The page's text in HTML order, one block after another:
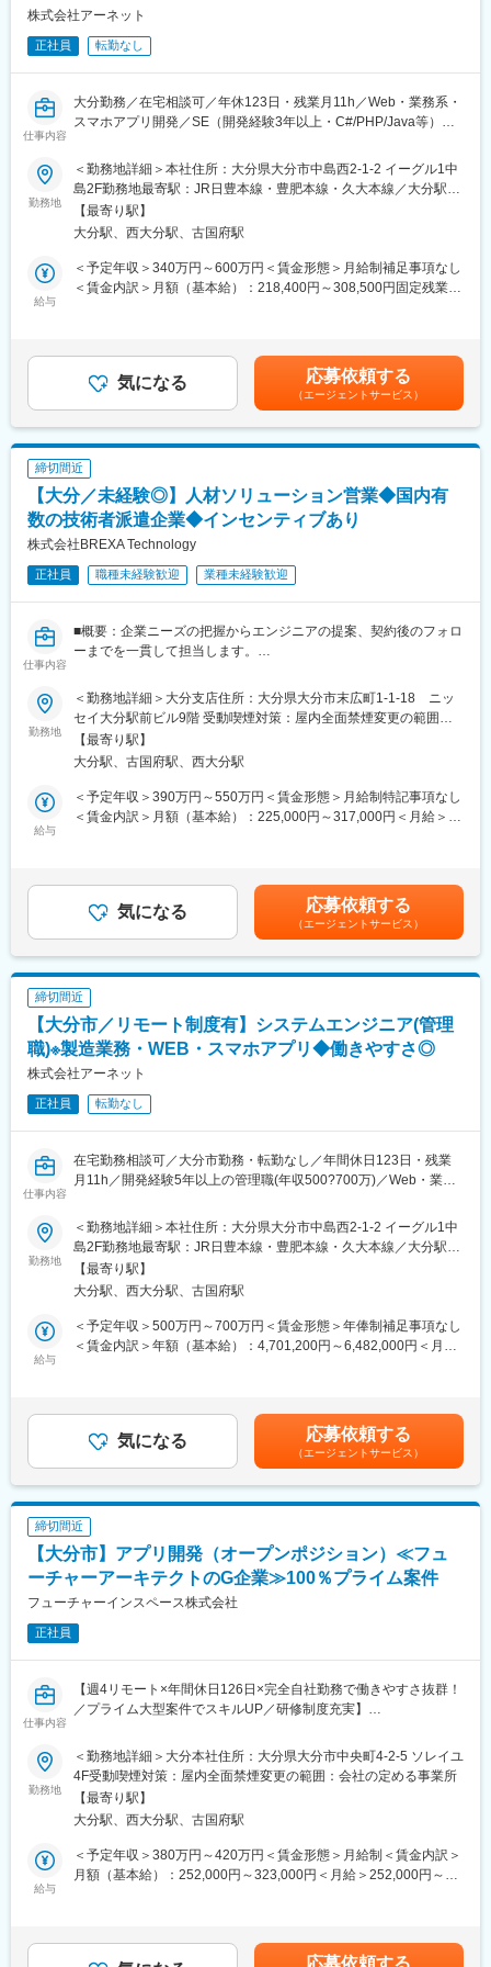
変更の範囲：会社の定める業務
〇Java、C#、VB
■特徴
いるため、幅広い業務経験を積むことが可能であり、企業の安定
性もあります。
やりたい事はなんでもやってみようという社風のため、様々な分
野に挑戦する事が可能です。
・評価制度：
職務に応じた目標管理制度により、確実なキャリア形成を図りま
○月収例１）基本給205,000円／職務手当（固定残業）16,413円
／住宅手当8,000円／通勤手当10,000円／
資格手当10,000円／家族手当15,000円（社保扶養対象配偶者・
子1人）／合計300,513円
株式会社アーネット
正社員 転勤なし
仕事内容
大分勤務／在宅相談可／年休123日・残業月11h／Web・業務系・
スマホアプリ開発／SE（開発経験3年以上・C#/PHP/Java等）／
■業務内容：【変更の範囲：会社の定める業務】
Web系、業務系、スマホアプリなど幅広い領域において、開発工
程全般を中心に、経験分野・適性を考慮して最適なプロジェクト
に参画して頂きます。
【具体的な業務内容】
【身につくスキル】
・データ設計やインターフェース設計など、システムを構築する
上で必要な様々な設計業務に携わることができ、SEとしての設計
【開発環境】
Web系
○PHP（Laravel、Symfony、javaScript）
○AWS（Python、Node.js）
スマートフォンアプリ系
○Swift（iOS）
■特徴
自治体から民間まで業種・業態を問わず幅広い案件を取り扱って
いるため、幅広い業務経験を積むことが可能であり、企業の安定
性もあります。
・社風：
野に挑戦する事が可能です。
・評価制度：
／通勤手当15,000円／住宅手当8,000円
資格手当5,000円／家族手当10,000円（社保扶養対象配偶
／通勤手当20,000円／住宅手当10,000円
資格手当10,000円／家族手当28,000円（社保扶養対象配偶者
+子3人）／合計400,313円
変更の範囲：本文参照
勤務地
＜勤務地詳細＞本社住所：大分県大分市中島西2-1-2 イーグル1中
島2F勤務地最寄駅：JR日豊本線・豊肥本線・久大本線／大分駅受
動喫煙対策：屋内全面禁煙変更の範囲：本文参照
【最寄り駅】
大分駅、西大分駅、古国府駅
給与
＜予定年収＞340万円～600万円＜賃金形態＞月給制補足事項なし
＜賃金内訳＞月額（基本給）：218,400円～308,500円固定残業手
＞※給与は経験・年齢・能力を考慮の上、当社規定により決定しま
す。■賞与：年2回（7月、12月）※業績により決算賞与あり■昇
給：年1回（6月） ※目標管理制度に基づく評価により決定賃金は
あくまでも目安の金額であり、選考を通じて上下する可能性があ
ります。月給(月額)は固定手当を含めた表記です。
気になる 応募依頼する
（エージェントサービス）
締切間近
【大分／未経験◎】人材ソリューション営業◆国内有
数の技術者派遣企業◆インセンティブあり
株式会社BREXA Technology
正社員 職種未経験歓迎 業種未経験歓迎
仕事内容
■概要：企業ニーズの把握からエンジニアの提案、契約後のフォロ
ーまでを一貫して担当します。
場」の最適なマッチングを実現することが求められます。企業と
の信頼関係構築とエンジニアの活躍支援を通じて、事業成長に貢
献していただきます。
■仕事内容：
営業業務の一連の流れは以下となります。
（1）新規の顧客開拓、エンジニアの提案
ど）
きます。
入社直後は業界知識を付けながら、先輩社員と共に既存顧客への
定期訪問を行っていただきます。
営業スタイルに慣れた後は、新規取引先の開拓も行います。加え
て、エンジニアと定期的な面談も行いキャリア形成をサポートし
いと考えています。
・営業職/採用職/キャリアアドバイザー（労務管理）職/拠点事務
とチーム連携で拠点
・個人の裁量が大きく、意思決定もスピーディ。
年齢や社歴に関係なく、挑戦できる社風のため20代で管理職も夢
じゃない。
・エンジニアポスティング制度があることで、エンジニア本人の
配属やキャリアの提案が出来、無理な提案がありません。
機電事業本部の体制としては、日本全国を4エリアに分割し、各エ
リアにマネージャー（部長）が配置されており、傘下の全国52拠
拠点のうち担当拠点を割り振られます。
変更の範囲：会社の定める業務
勤務地
＜勤務地詳細＞大分支店住所：大分県大分市末広町1-1-18 ニッ
セイ大分駅前ビル9階 受動喫煙対策：屋内全面禁煙変更の範囲：
会社の定める事業所
【最寄り駅】
大分駅、古国府駅、西大分駅
給与
＜予定年収＞390万円～550万円＜賃金形態＞月給制特記事項なし
＜賃金内訳＞月額（基本給）：225,000円～317,000円＜月給＞
年1回（4月）賞与：年2回手当：時間外手当(全額支給)、家族、住
宅、引越費用負担、資格取得祝金など賃金はあくまでも目安の金
額であり、選考を通じて上下する可能性があります。月給(月額)は
固定手当を含めた表記です。
気になる 応募依頼する
（エージェントサービス）
締切間近
【大分市／リモート制度有】システムエンジニア(管理
職)※製造業務・WEB・スマホアプリ◆働きやすさ◎
株式会社アーネット
正社員 転勤なし
仕事内容
在宅勤務相談可／大分市勤務・転勤なし／年間休日123日・残業
月11h／開発経験5年以上の管理職(年収500?700万)／Web・業務
■業務内容：【変更の範囲：会社の定める業務】
Web系、業務系、スマフォアプリなど幅広い領域において、管理
職として開発工程全般を中心に、経験分野・適性を考慮して最適
なプロジェクトに参画して頂きます。
【具体的な業務内容】
・エンドユーザーからの案件の掘り起こし
スキルが身につきます。
【開発環境】
Web系
○PHP（Laravel、Symfony、javaScript）
業務系
○Java、C#、VB
■特徴
・案件のバリエーション：
自治体から民間まで業種・業態を問わず幅広い案件を取り扱って
いるため、幅広い業務経験を積むことが可能であり、企業の安定
・社風：
やりたい事はなんでもやってみようという社風のため、様々な分
勤務地
＜勤務地詳細＞本社住所：大分県大分市中島西2-1-2 イーグル1中
島2F勤務地最寄駅：JR日豊本線・豊肥本線・久大本線／大分駅受
動喫煙対策：屋内全面禁煙変更の範囲：本文参照
【最寄り駅】
大分駅、西大分駅、古国府駅
給与
＜予定年収＞500万円～700万円＜賃金形態＞年俸制補足事項なし
＜賃金内訳＞年額（基本給）：4,701,200円～6,482,000円＜月額
与あり■昇給：年1回（4月） ※目標管理制度に基づく評価により決
定賃金はあくまでも目安の金額であり、選考を通じて上下する可
能性があります。月給(月額)は固定手当を含めた表記です。
気になる 応募依頼する
（エージェントサービス）
締切間近
【大分市】アプリ開発（オープンポジション）≪フュ
ーチャーアーキテクトのG企業≫100％プライム案件
フューチャーインスペース株式会社
正社員
仕事内容
【週4リモート×年間休日126日×完全自社勤務で働きやすさ抜群！
／プライム大型案件でスキルUP／研修制度充実】
当社では、PL／PM候補として活躍いただけるエンジニアを募集
しています。
「大規模案件 × 自社環境」で、技術力・上流力・マネジメント力
を同時に伸ばせるフェーズです。
■職務内容：
以下いずれか、またはジョブローテーションにより複数担当いた
新規開発案件やフューチャーインスペースの基盤更改案件など保
勤務地
＜勤務地詳細＞大分本社住所：大分県大分市中央町4‐2‐5 ソレイユ
4F受動喫煙対策：屋内全面禁煙変更の範囲：会社の定める事業所
【最寄り駅】
大分駅、西大分駅、古国府駅
給与
＜予定年収＞380万円～420万円＜賃金形態＞月給制＜賃金内訳＞
月額（基本給）：252,000円～323,000円＜月給＞252,000円～
（6月、12月）賃金はあくまでも目安の金額であり、選考を通じ
応募依頼する